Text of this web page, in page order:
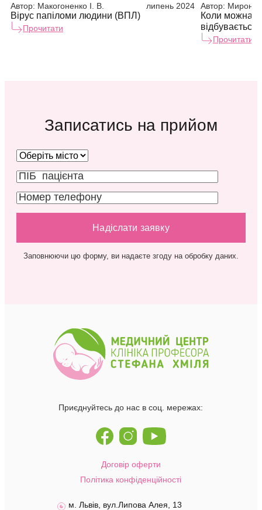
Автор: Макогоненко І. В. липень 2024
Вірус папіломи людини (ВПЛ)
Прочитати
Автор:
Коли можна
відбувається
Прочитати
Записатись на прийом
Заповнюючи цю форму, ви надаєте згоду на обробку даних.
Приєднуйтесь до нас в соц. мережах:
Договір оферти
Політика конфіденційності
м. Львів, вул.Липова Алея, 13